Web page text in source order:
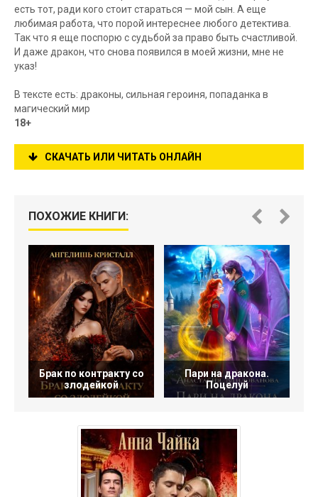
есть тот, ради кого стоит стараться — мой сын. А еще
любимая работа, что порой интереснее любого детектива.
Так что я еще поспорю с судьбой за право быть счастливой.
И даже дракон, что снова появился в моей жизни, мне не
указ!
В тексте есть: драконы, сильная героиня, попаданка в
магический мир
18+
СКАЧАТЬ ИЛИ ЧИТАТЬ ОНЛАЙН
ПОХОЖИЕ КНИГИ:
Брак по контракту со
злодейкой
Пари на дракона.
Поцелуй